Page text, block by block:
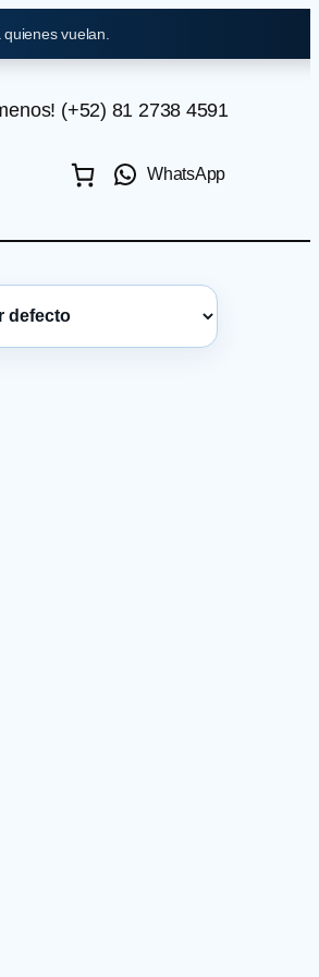
vuelan.
(+52) 81 2738 4591
WhatsApp